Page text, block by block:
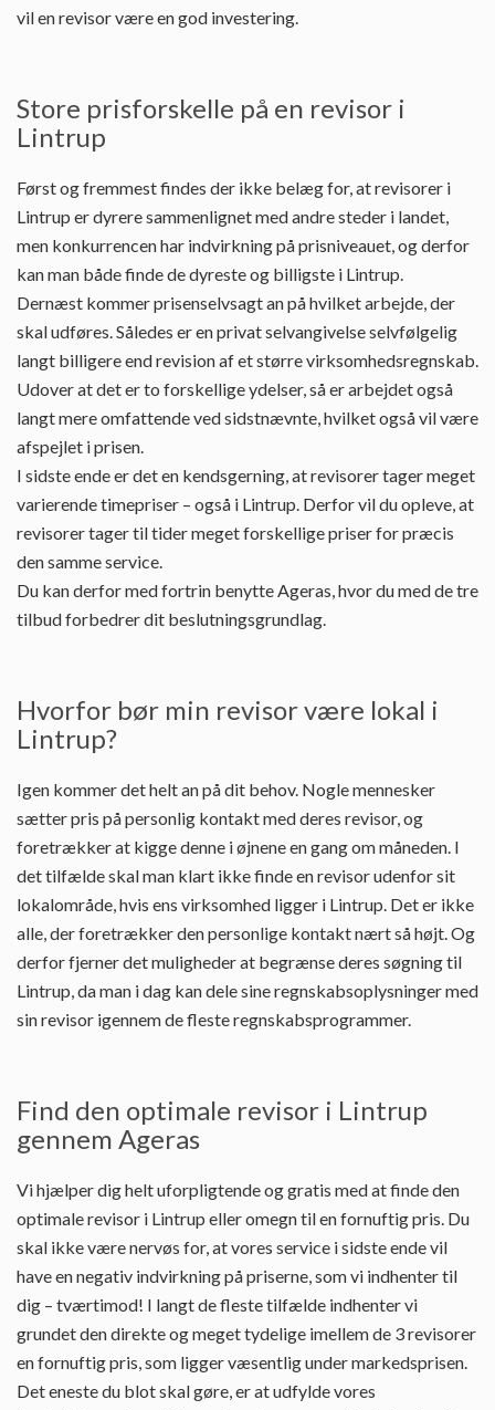
vil en revisor være en god investering.
Store prisforskelle på en revisor i
Lintrup
Først og fremmest findes der ikke belæg for, at revisorer i
Lintrup er dyrere sammenlignet med andre steder i landet,
men konkurrencen har indvirkning på prisniveauet, og derfor
kan man både finde de dyreste og billigste i Lintrup.
Dernæst kommer prisenselvsagt an på hvilket arbejde, der
skal udføres. Således er en privat selvangivelse selvfølgelig
langt billigere end revision af et større virksomhedsregnskab.
Udover at det er to forskellige ydelser, så er arbejdet også
langt mere omfattende ved sidstnævnte, hvilket også vil være
afspejlet i prisen.
I sidste ende er det en kendsgerning, at revisorer tager meget
varierende timepriser – også i Lintrup. Derfor vil du opleve, at
revisorer tager til tider meget forskellige priser for præcis
den samme service.
Du kan derfor med fortrin benytte Ageras, hvor du med de tre
tilbud forbedrer dit beslutningsgrundlag.
Hvorfor bør min revisor være lokal i
Lintrup?
Igen kommer det helt an på dit behov. Nogle mennesker
sætter pris på personlig kontakt med deres revisor, og
foretrækker at kigge denne i øjnene en gang om måneden. I
det tilfælde skal man klart ikke finde en revisor udenfor sit
lokalområde, hvis ens virksomhed ligger i Lintrup. Det er ikke
alle, der foretrækker den personlige kontakt nært så højt. Og
derfor fjerner det muligheder at begrænse deres søgning til
Lintrup, da man i dag kan dele sine regnskabsoplysninger med
sin revisor igennem de fleste regnskabsprogrammer.
Find den optimale revisor i Lintrup
gennem Ageras
Vi hjælper dig helt uforpligtende og gratis med at finde den
optimale revisor i Lintrup eller omegn til en fornuftig pris. Du
skal ikke være nervøs for, at vores service i sidste ende vil
have en negativ indvirkning på priserne, som vi indhenter til
dig – tværtimod! I langt de fleste tilfælde indhenter vi
grundet den direkte og meget tydelige imellem de 3 revisorer
en fornuftig pris, som ligger væsentlig under markedsprisen.
Det eneste du blot skal gøre, er at udfylde vores